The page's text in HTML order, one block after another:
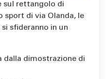
sul rettangolo di
sport di via Olanda, le
sfideranno in un
dalla dimostrazione di